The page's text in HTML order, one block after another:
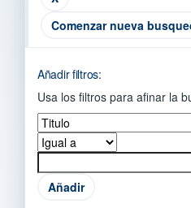
Comenzar nueva
Añadir filtros:
Usa los filtros para afinar la